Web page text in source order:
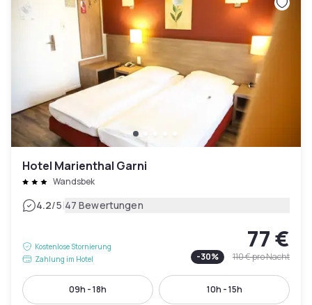
Hotel Marienthal Garni
Wandsbek
4.2/5|47 Bewertungen
Kostenlose Stornierung
Zahlung im Hotel
77 €
-30% 110 €pro Nacht
09h - 18h 10h - 15h